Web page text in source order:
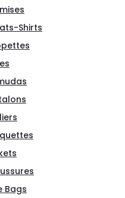
Shirts
Bags